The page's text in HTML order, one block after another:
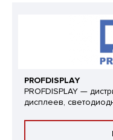
PROFDISPLAY
PROFDISPLAY —
дисплеев,